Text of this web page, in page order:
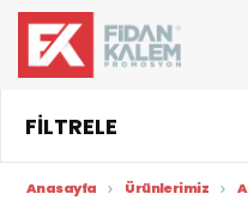
FİLTRELE
Anasayfa Ürünlerimiz